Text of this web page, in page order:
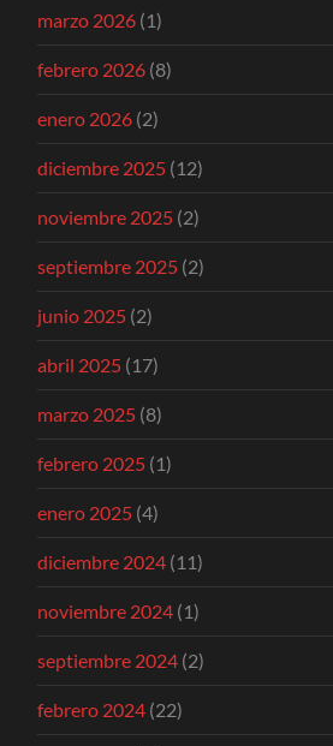
marzo 2026 (1)
febrero 2026 (8)
enero 2026 (2)
diciembre 2025 (12)
noviembre 2025 (2)
septiembre 2025 (2)
junio 2025 (2)
abril 2025 (17)
marzo 2025 (8)
febrero 2025 (1)
enero 2025 (4)
diciembre 2024 (11)
noviembre 2024 (1)
septiembre 2024 (2)
febrero 2024 (22)